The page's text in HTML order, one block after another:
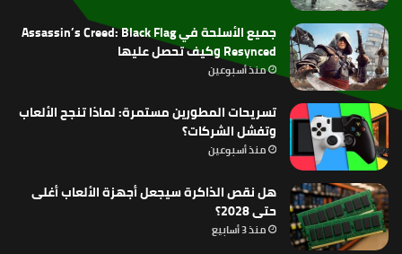
جميع الأسلحة في Assassin’s Creed: Black Flag
Resynced وكيف تحصل عليها
منذ أسبوعين
تسريحات المطورين مستمرة: لماذا تنجح الألعاب
وتفشل الشركات؟
منذ أسبوعين
هل نقص الذاكرة سيجعل أجهزة الألعاب أغلى
حتى 2028؟
منذ 3 أسابيع